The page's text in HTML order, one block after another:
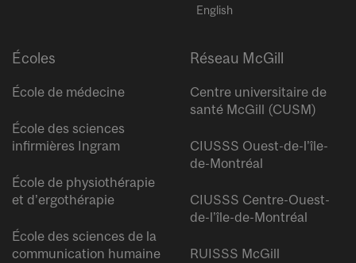
English
Écoles
École de médecine
École des sciences
infirmières Ingram
École de physiothérapie
et d’ergothérapie
École des sciences de la
communication humaine
Réseau McGill
Centre universitaire de
santé McGill (CUSM)
CIUSSS Ouest-de-l’île-
de-Montréal
CIUSSS Centre-Ouest-
de-l’île-de-Montréal
RUISSS McGill